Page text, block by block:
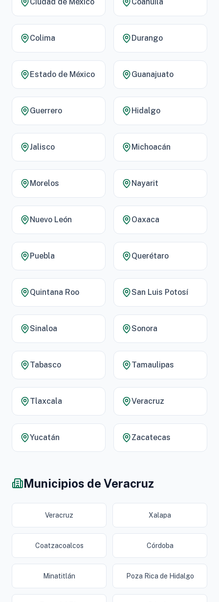
Colima Durango
Estado de México Guanajuato
Guerrero Hidalgo
Jalisco Michoacán
Morelos Nayarit
Nuevo León Oaxaca
Puebla Querétaro
Quintana Roo San Luis Potosí
Sinaloa Sonora
Tabasco Tamaulipas
Tlaxcala Veracruz
Yucatán Zacatecas
Municipios de Veracruz
Veracruz Xalapa
Coatzacoalcos Córdoba
Minatitlán Poza Rica de Hidalgo